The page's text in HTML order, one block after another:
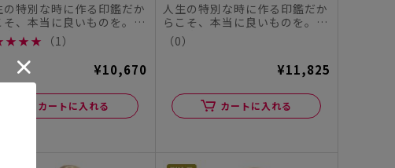
の特別な時に作る印鑑だか
そ、本当に良いものを。
度、シヤチハタオフィシャ
★ ★ ★ （1）
¥10,670
カートに入れる
人生の特別な時に作る印鑑だか
らこそ、本当に良いものを。
この度、シヤチハタオフィシャ
ル...
（0）
¥11,825
カートに入れる